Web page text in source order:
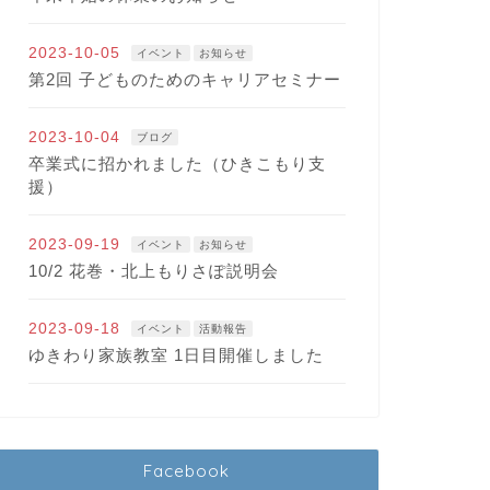
2023-10-05 イベント お知らせ
第2回 子どものためのキャリアセミナー
2023-10-04 ブログ
卒業式に招かれました（ひきこもり支
援）
2023-09-19 イベント お知らせ
10/2 花巻・北上もりさぽ説明会
2023-09-18 イベント 活動報告
ゆきわり家族教室 1日目開催しました
Facebook